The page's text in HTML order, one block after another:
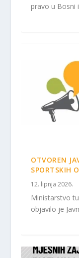
pravo u Bosni
OTVOREN
SPORTSKIH
12. lipnja 2026.
Ministarstvo
objavilo je